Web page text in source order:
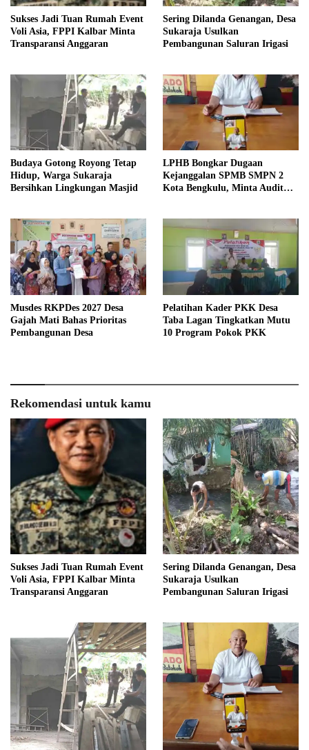
Sukses Jadi Tuan Rumah Event
Voli Asia, FPPI Kalbar Minta
Transparansi Anggaran
Sering Dilanda Genangan, Desa
Sukaraja Usulkan
Pembangunan Saluran Irigasi
Budaya Gotong Royong Tetap
Hidup, Warga Sukaraja
Bersihkan Lingkungan Masjid
LPHB Bongkar Dugaan
Kejanggalan SPMB SMPN 2
Kota Bengkulu, Minta Audit
Musdes RKPDes 2027 Desa
Gajah Mati Bahas Prioritas
Pembangunan Desa
Pelatihan Kader PKK Desa
Taba Lagan Tingkatkan Mutu
10 Program Pokok PKK
Rekomendasi untuk kamu
Sukses Jadi Tuan Rumah Event
Voli Asia, FPPI Kalbar Minta
Transparansi Anggaran
Sering Dilanda Genangan, Desa
Sukaraja Usulkan
Pembangunan Saluran Irigasi